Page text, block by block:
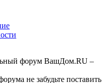
форум ВашДом.RU –
не забудьте поставить